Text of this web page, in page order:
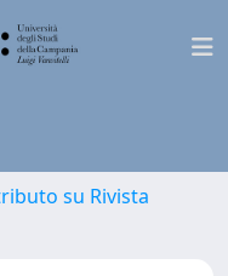
su Rivista